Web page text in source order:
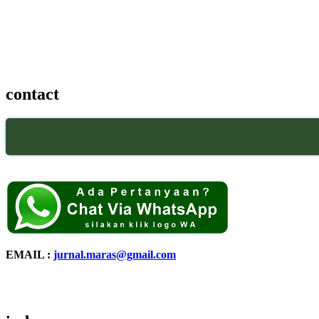
contact
EMAIL : jurnal.maras@gmail.com